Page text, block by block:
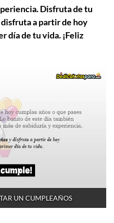
Disfruta de tu
a partir de hoy
día de tu vida. ¡Feliz
UN CUMPLEAÑOS